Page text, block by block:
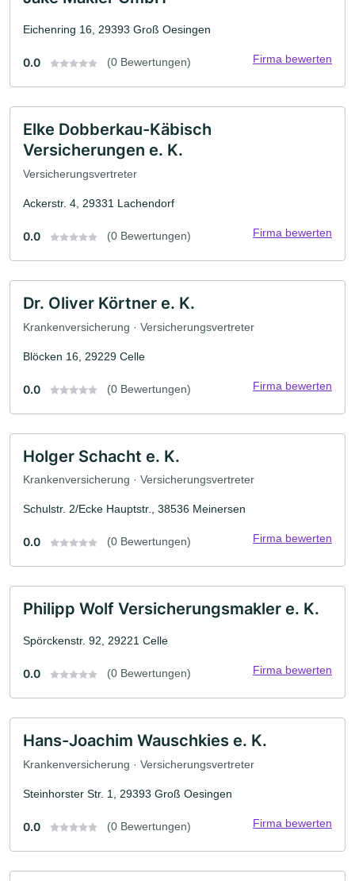
Eichenring 16, 29393 Groß Oesingen
0.0 (0 Bewertungen) Firma bewerten
Elke Dobberkau-Käbisch
Versicherungen e. K.
Versicherungsvertreter
Ackerstr. 4, 29331 Lachendorf
0.0 (0 Bewertungen) Firma bewerten
Dr. Oliver Körtner e. K.
Krankenversicherung · Versicherungsvertreter
Blöcken 16, 29229 Celle
0.0 (0 Bewertungen) Firma bewerten
Holger Schacht e. K.
Krankenversicherung · Versicherungsvertreter
Schulstr. 2/Ecke Hauptstr., 38536 Meinersen
0.0 (0 Bewertungen) Firma bewerten
Philipp Wolf Versicherungsmakler e. K.
Spörckenstr. 92, 29221 Celle
0.0 (0 Bewertungen) Firma bewerten
Hans-Joachim Wauschkies e. K.
Krankenversicherung · Versicherungsvertreter
Steinhorster Str. 1, 29393 Groß Oesingen
0.0 (0 Bewertungen) Firma bewerten